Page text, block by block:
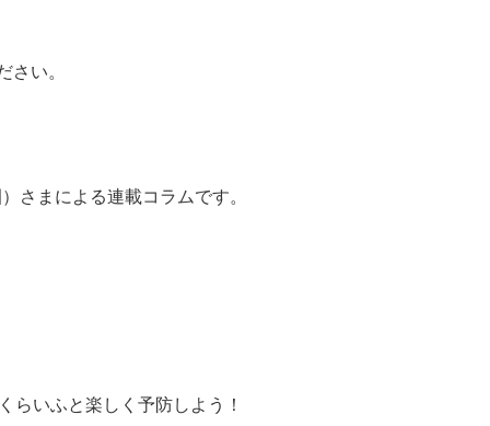
さい。
さまによる連載コラムです。
らいふと楽しく予防しよう！